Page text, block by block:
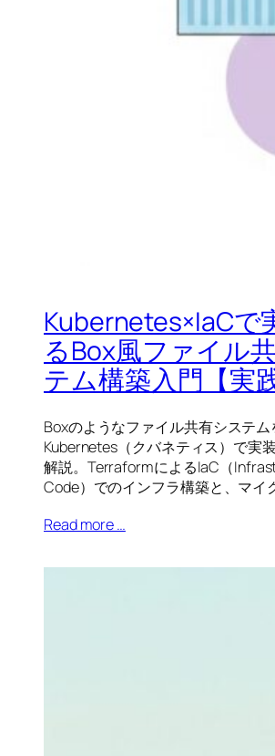
Kubernetes×IaCで
るBox風ファイル
テム構築入門【実
Boxのようなファイル共有システム
Kubernetes（クバネティス）で実
解説。TerraformによるIaC（
Code）でのインフラ構築と、マイ
Read more …